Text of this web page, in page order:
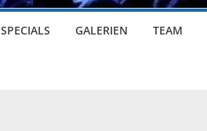
SPECIALS GALERIEN TEAM